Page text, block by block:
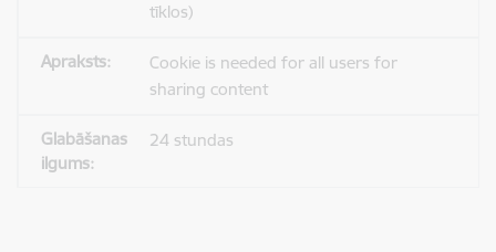
tīklos)
Cookie is needed for all users for
sharing content
24 stundas